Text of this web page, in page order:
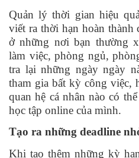
Quản lý thời gian hiệu
viết ra thời hạn hoàn
ở những nơi bạn thường
làm việc, phòng ngủ,
tra lại những ngày ngày
tham gia bất kỳ công việc,
quan hệ cá nhân nào có
học tập online của mình.
Tạo ra những deadline
Khi tạo thêm những kỳ